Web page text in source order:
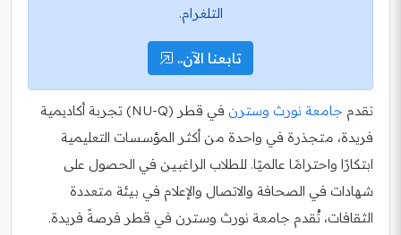
التلغرام.
تابعنا الآن..
تقدم جامعة نورث وسترن
في قطر (NU-Q) تجربة أكاديمية
فريدة، متجذرة في واحدة من أكثر المؤسسات التعليمية
ابتكارًا واحترامًا عالميًا. للطلاب الراغبين في الحصول على
شهادات في الصحافة والاتصال والإعلام في بيئة متعددة
الثقافات، تُقدم جامعة نورث وسترن في قطر فرصةً فريدة.